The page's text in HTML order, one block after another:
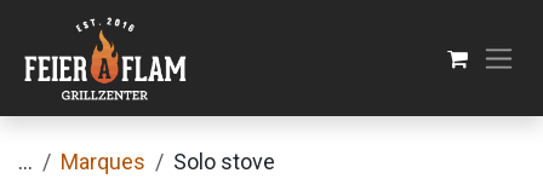
Se rendre au contenu
... Marques Solo stove